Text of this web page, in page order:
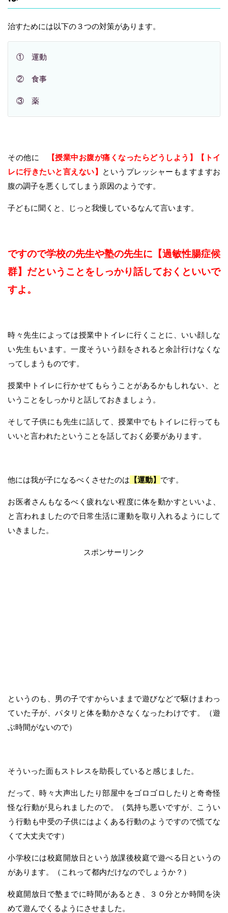
治すためには以下の３つの対策があります。
① 運動
② 食事
③ 薬
その他に
【授業中お腹が痛くなったらどうしよう】【トイ
レに行きたいと言えない】
というプレッシャーもますますお
腹の調子を悪くしてしまう原因のようです。
子どもに聞くと、じっと我慢しているなんて言います。
ですので学校の先生や塾の先生に【過敏性腸症候
群】だということをしっかり話しておくといいで
すよ。
時々先生によっては授業中トイレに行くことに、いい顔しな
い先生もいます。一度そういう顔をされると余計行けなくな
ってしまうものです。
授業中トイレに行かせてもらうことがあるかもしれない、と
いうことをしっかりと話しておきましょう。
そして子供にも先生に話して、授業中でもトイレに行っても
いいと言われたということを話しておく必要があります。
他には我が子になるべくさせたのは 【運動】 です。
お医者さんもなるべく疲れない程度に体を動かすといいよ、
と言われましたので日常生活に運動を取り入れるようにして
いきました。
スポンサーリンク
というのも、男の子ですからいままで遊びなどで駆けまわっ
ていた子が、パタリと体を動かさなくなったわけです。（遊
ぶ時間がないので）
そういった面もストレスを助長していると感じました。
だって、時々大声出したり部屋中をゴロゴロしたりと奇奇怪
怪な行動が見られましたので。（気持ち悪いですが、こうい
う行動も中受の子供にはよくある行動のようですので慌てな
くて大丈夫です）
小学校には校庭開放日という放課後校庭で遊べる日というの
があります。（これって都内だけなのでしょうか？）
校庭開放日で塾までに時間があるとき、３０分とか時間を決
めて遊んでくるようにさせました。